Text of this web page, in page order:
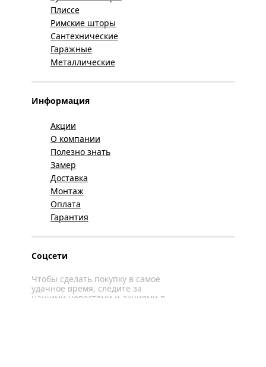
Плиссе
Римские шторы
Сантехнические
Гаражные
Металлические
Информация
Акции
О компании
Полезно знать
Замер
Доставка
Монтаж
Оплата
Гарантия
Соцсети
Чтобы сделать покупку в самое
удачное время, следите за
нашими новостями и акциями в